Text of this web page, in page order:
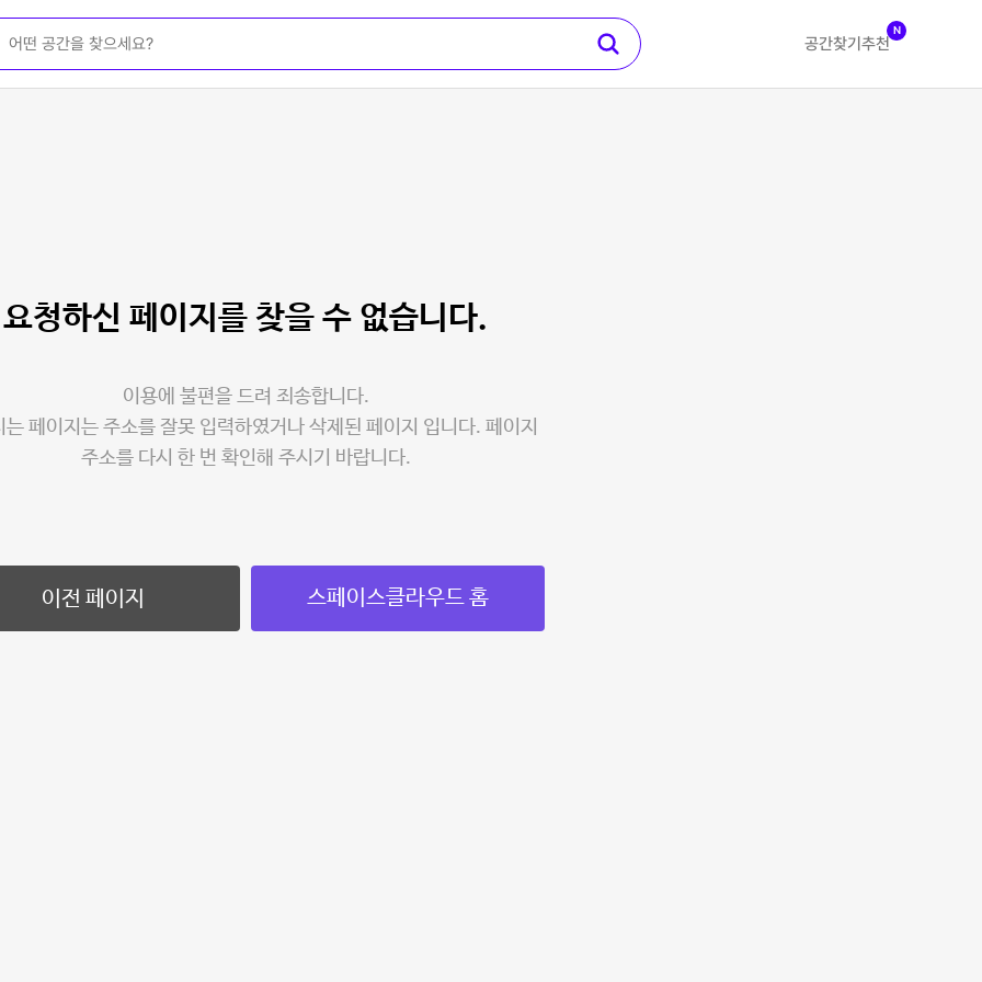
공간찾기 추천
N
요청하신 페이지를 찾을 수 없습니다.
이용에 불편을 드려 죄송합니다.
는 페이지는 주소를 잘못 입력하였거나 삭제된 페이지 입니다. 페이지
주소를 다시 한 번 확인해 주시기 바랍니다.
이전 페이지 스페이스클라우드 홈